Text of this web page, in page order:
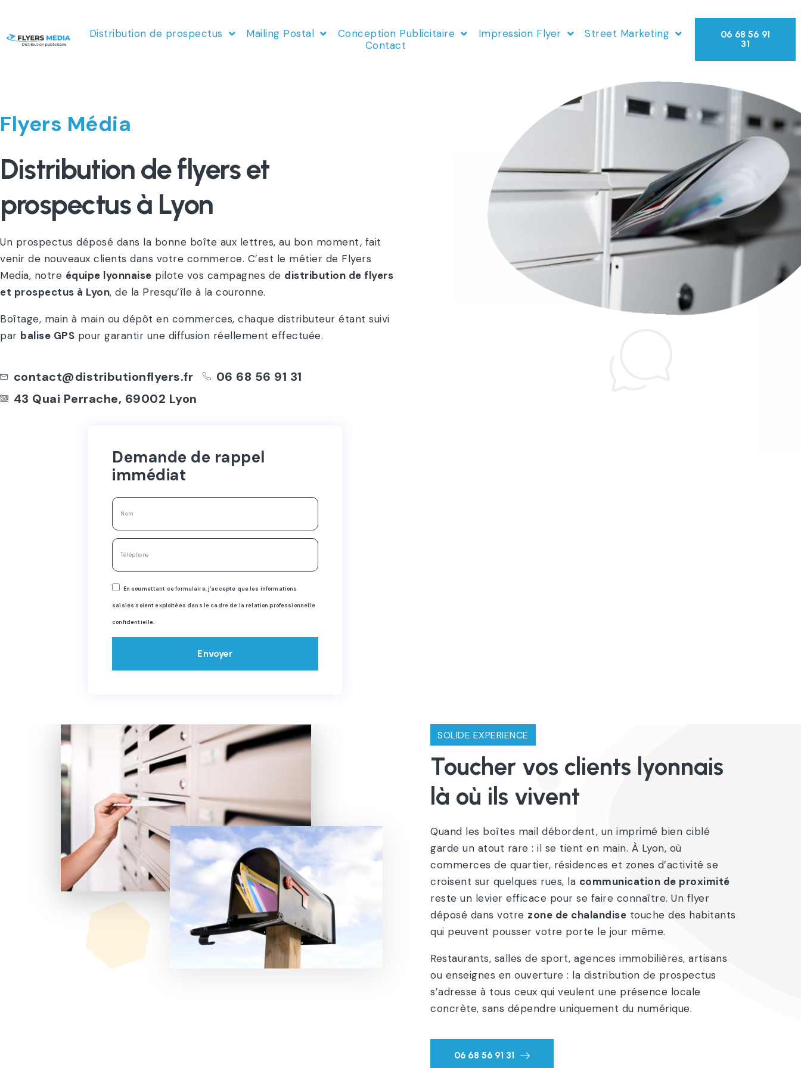
Distribution de prospectus Mailing Postal Conception Publicitaire Impression Flyer
Street Marketing
Contact
06 68 56 91
31
Flyers Média
Distribution de flyers et
prospectus à Lyon
Un prospectus déposé dans la bonne boîte aux lettres, au bon moment, fait
venir de nouveaux clients dans votre commerce. C’est le métier de Flyers
Media, notre équipe lyonnaise pilote vos campagnes de distribution de flyers
et prospectus à Lyon, de la Presqu’île à la couronne.
Boîtage, main à main ou dépôt en commerces, chaque distributeur étant suivi
par balise GPS pour garantir une diffusion réellement effectuée.
contact@distributionflyers.fr
06 68 56 91 31
43 Quai Perrache, 69002 Lyon
Demande de rappel
immédiat
En soumettant ce formulaire, j'accepte que les informations
saisies soient exploitées dans le cadre de la relation professionnelle
confidentielle.
Envoyer
SOLIDE EXPERIENCE
Toucher vos clients lyonnais
là où ils vivent
Quand les boîtes mail débordent, un imprimé bien ciblé
garde un atout rare : il se tient en main. À Lyon, où
commerces de quartier, résidences et zones d’activité se
croisent sur quelques rues, la communication de proximité
reste un levier efficace pour se faire connaître. Un flyer
déposé dans votre zone de chalandise touche des habitants
qui peuvent pousser votre porte le jour même.
Restaurants, salles de sport, agences immobilières, artisans
ou enseignes en ouverture : la distribution de prospectus
s’adresse à tous ceux qui veulent une présence locale
concrète, sans dépendre uniquement du numérique.
06 68 56 91 31